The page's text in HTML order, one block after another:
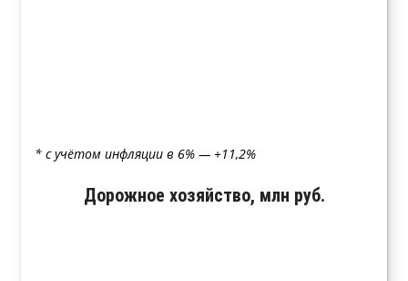
* с учётом инфляции в 6% — +11,2%
Дорожное хозяйство, млн руб.